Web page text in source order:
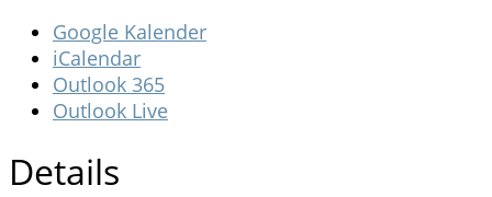
Google Kalender
iCalendar
Outlook 365
Outlook Live
Details